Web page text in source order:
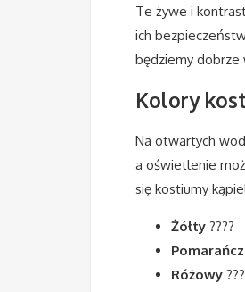
Te żywe i
ich
będziemy
Kolory
Na otwartych
a oświetlenie
się kostiumy
Żółty ????
Różowy